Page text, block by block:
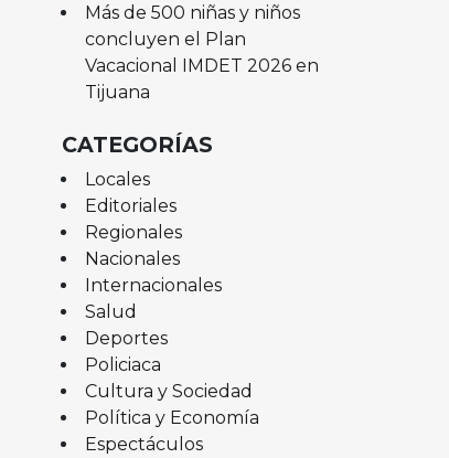
Más de 500 niñas y niños
concluyen el Plan
Vacacional IMDET 2026 en
Tijuana
CATEGORÍAS
Locales
Editoriales
Regionales
Nacionales
Internacionales
Salud
Deportes
Policiaca
Cultura y Sociedad
Política y Economía
Espectáculos